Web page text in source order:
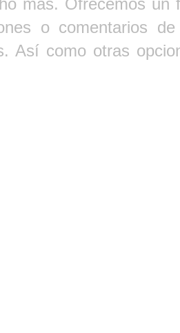
o comentarios
Así como otras